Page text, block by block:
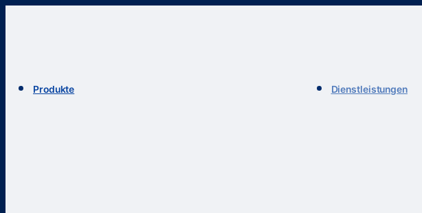
Produkte Dienstleistungen